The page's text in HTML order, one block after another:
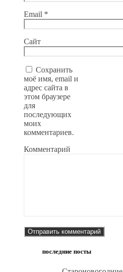
Email *
Сайт
Сохранить
моё имя, email и
адрес сайта в
этом браузере
для
последующих
моих
комментариев.
Комментарий
последние посты